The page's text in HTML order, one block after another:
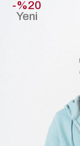
%20
Yeni